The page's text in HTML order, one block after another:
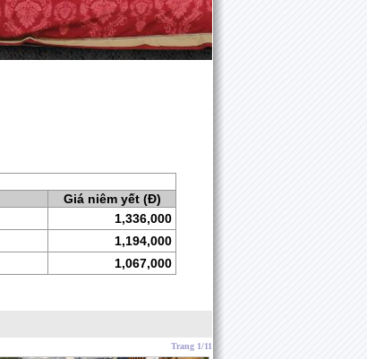
Giá niêm yết (Đ)
1,336,000
1,194,000
1,067,000
Trang 1/11